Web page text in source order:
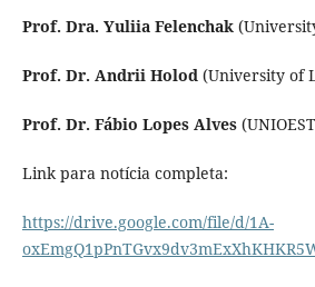
Prof. Dra. Yuliia Felenchak
Prof. Dr. Andrii Holod(University of
Prof. Dr. Fábio Lopes Alves
Link para notícia completa:
https://drive.google.com/file/d/1A-